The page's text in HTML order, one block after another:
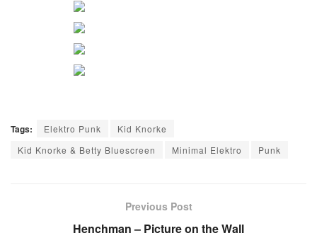
Tags: Elektro Punk
Kid Knorke
Kid Knorke & Betty Bluescreen
Minimal Elektro Punk
Previous Post
Henchman – Picture on the Wall